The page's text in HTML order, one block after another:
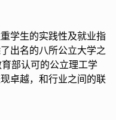
学生的实践性及就业指
出名的八所公立大学之
部认可的公立理工学
卓越，和行业之间的联